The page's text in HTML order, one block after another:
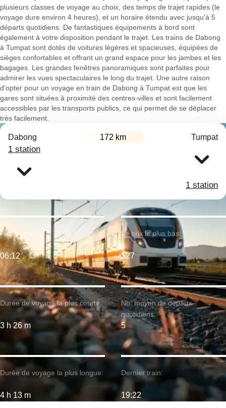
plusieurs classes de voyage au choix, des temps de trajet rapides (le
voyage dure environ 4 heures), et un horaire étendu avec jusqu'à 5
départs quotidiens. De fantastiques équipements à bord sont
également à votre disposition pendant le trajet. Les trains de Dabong
à Tumpat sont dotés de voitures légères et spacieuses, équipées de
sièges confortables et offrant un grand espace pour les jambes et les
bagages. Les grandes fenêtres panoramiques sont parfaites pour
admirer les vues spectaculaires le long du trajet. Une autre raison
d'opter pour un voyage en train de Dabong à Tumpat est que les
gares sont situées à proximité des centres-villes et sont facilement
accessibles par les transports publics, ce qui permet de se déplacer
très facilement.
Dabong 172 km Tumpat
1 station
1 station
Durée de voyage la plus courte:
3 h 26 m
Premier train:
06:12
Durée de voyage la plus longue:
4 h 13 m
Le prix le plus bas:
$27
Nb. moyen de départs
quotidiens:
5
Dernier train:
19:22